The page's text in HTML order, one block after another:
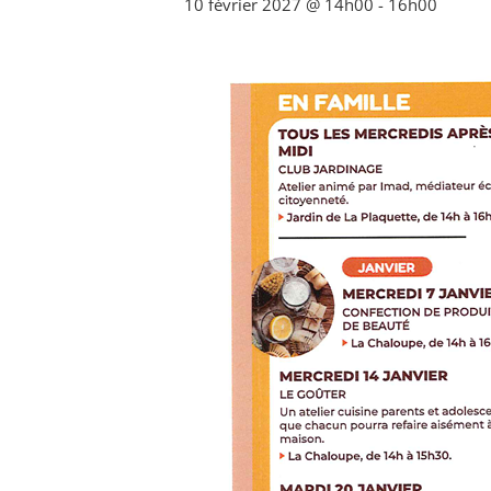
10 février 2027 @ 14h00 - 16h00